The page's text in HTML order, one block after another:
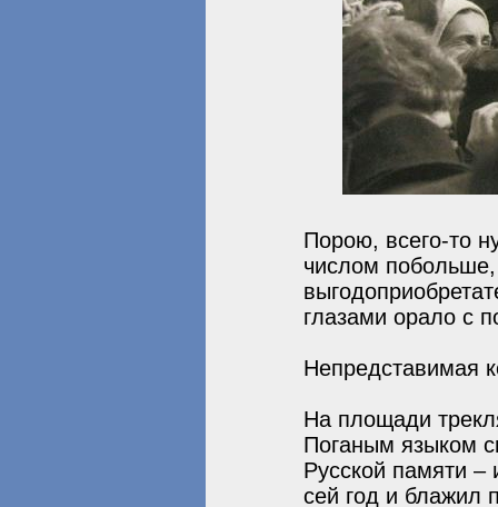
Порою, всего-то
числом побольше,
глазами орало с
Непредставимая
На площади
Поганым языком
Русской памяти –
сей год и блажил